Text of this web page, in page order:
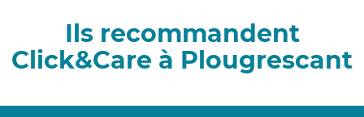
Ils recommandent
Click&Care à Plougrescant